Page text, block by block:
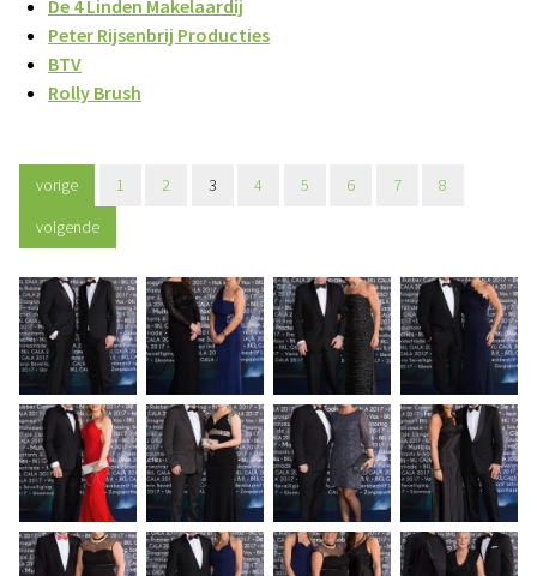
De 4 Linden Makelaardij
Peter Rijsenbrij Producties
BTV
Rolly Brush
vorige 1 2 3 4 5 6 7
8
volgende